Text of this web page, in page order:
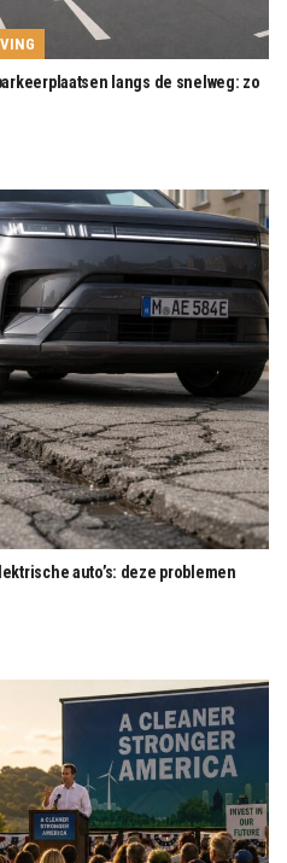
langs de snelweg: zo
auto’s: deze problemen